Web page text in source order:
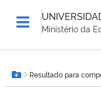
Ministério da
está
aqui:Botão Menu
Resultado para